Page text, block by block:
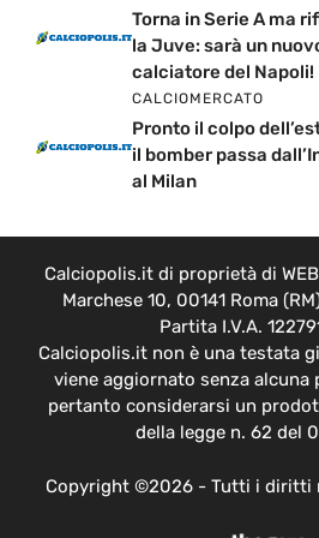
Torna in Serie A ma
la Juve: sarà un
calciatore del Napoli!
CALCIOMERCATO
Pronto il colpo
il bomber passa
al Milan
Calciopolis.it di proprietà di
Marchese 10, 00141 Roma
Partita I.V.A.
Calciopolis.it non è una testata
viene aggiornato senza alcuna
pertanto considerarsi un
della legge n. 62 del
Copyright ©2026 - Tutti i diritti